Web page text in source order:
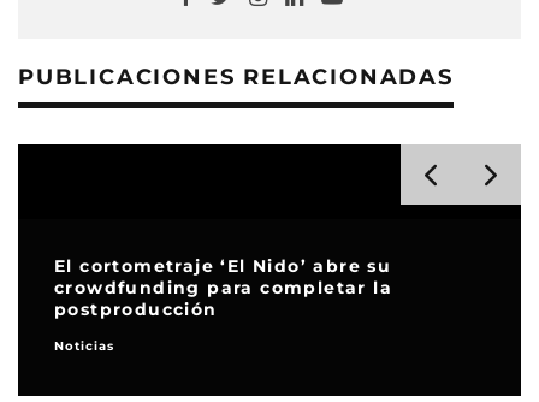
PUBLICACIONES RELACIONADAS
El cortometraje ‘El Nido’ abre su
crowdfunding para completar la
postproducción
Noticias